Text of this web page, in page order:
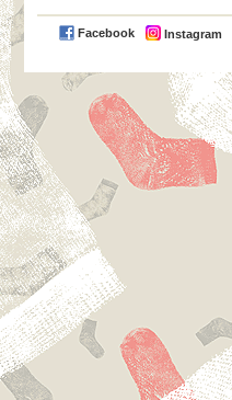
Facebook Instagram